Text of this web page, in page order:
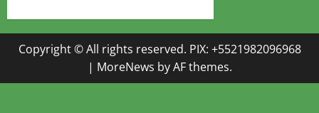
Copyright © All rights reserved. PIX: +5521982096968
| MoreNews by AF themes.